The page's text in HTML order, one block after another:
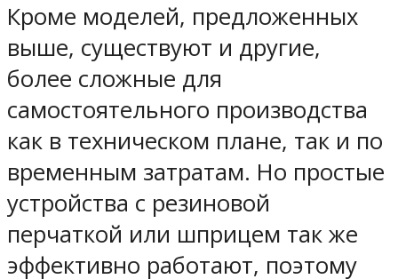
Кроме моделей, предложенных
выше, существуют и другие,
более сложные для
самостоятельного производства
как в техническом плане, так и по
временным затратам. Но простые
устройства с резиновой
перчаткой или шприцем так же
эффективно работают, поэтому